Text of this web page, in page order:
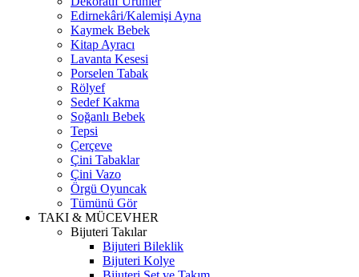
Edirnekâri/Kalemişi Ayna
Kaymek Bebek
Kitap Ayracı
Lavanta Kesesi
Porselen Tabak
Rölyef
Sedef Kakma
Soğanlı Bebek
Tepsi
Çerçeve
Çini Tabaklar
Çini Vazo
Örgü Oyuncak
Tümünü Gör
TAKI & MÜCEVHER
Bijuteri Takılar
Bijuteri Bileklik
Bijuteri Kolye